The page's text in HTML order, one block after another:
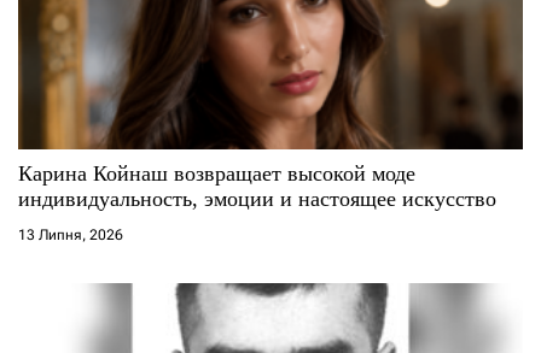
Карина Койнаш возвращает высокой моде
индивидуальность, эмоции и настоящее искусство
13 Липня, 2026